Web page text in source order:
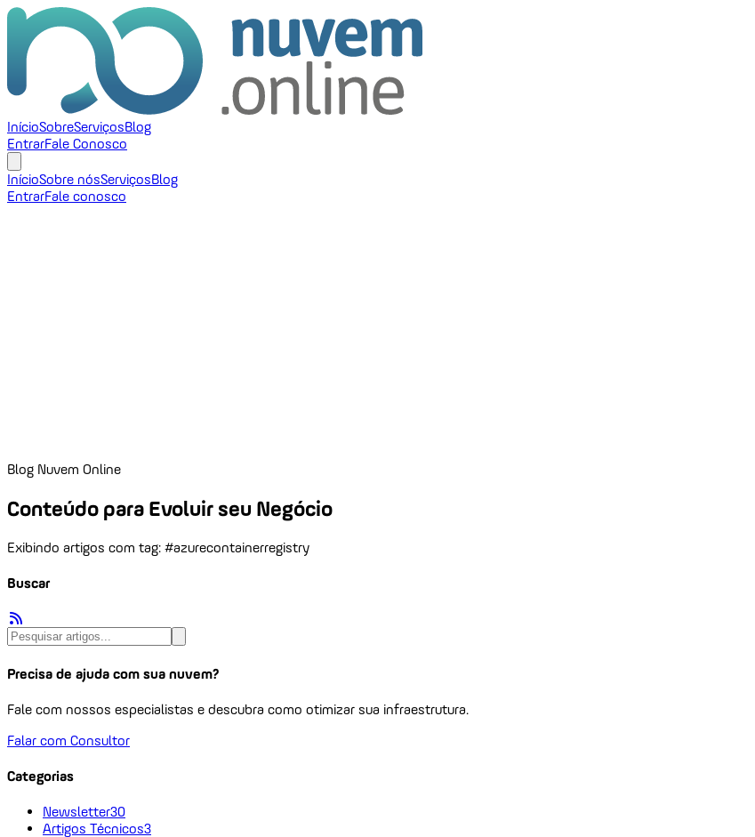
InícioSobreServiçosBlog
EntrarFale Conosco
InícioSobre nósServiçosBlog
EntrarFale conosco
Blog Nuvem Online
Conteúdo para Evoluir seu Negócio
Exibindo artigos com tag: #azurecontainerregistry
Buscar
Precisa de ajuda com sua nuvem?
Fale com nossos especialistas e descubra como otimizar sua infraestrutura.
Falar com Consultor
Categorias
Newsletter30
Artigos Técnicos3